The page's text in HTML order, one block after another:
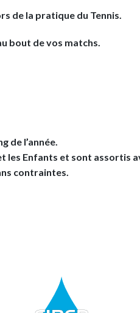
de la pratique du Tennis.
bout de vos matchs.
de l’année.
les Enfants et sont assortis
contraintes.